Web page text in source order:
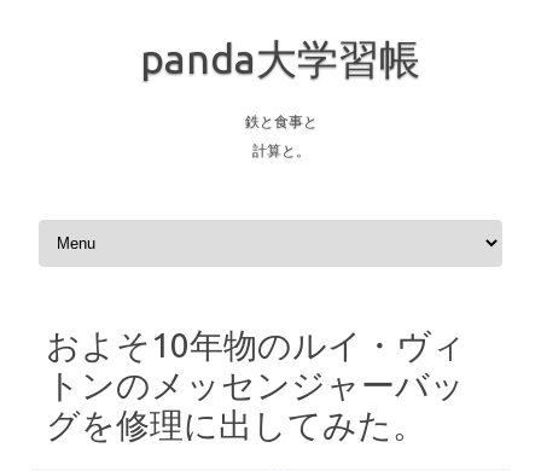
panda大学習帳
鉄と食事と
計算と。
Skip to content
およそ10年物のルイ・ヴィ
トンのメッセンジャーバッ
グを修理に出してみた。